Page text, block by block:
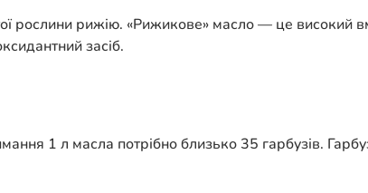
рослини рижію. «Рижикове» масло — це високий
засіб.
1 л масла потрібно близько 35 гарбузів.